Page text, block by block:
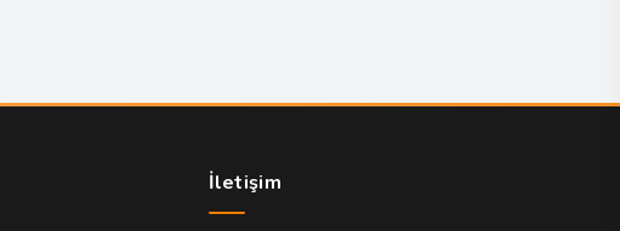
İletişim